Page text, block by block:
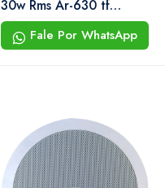
30w Rms Ar-630 tf
Hayonik
Fale Por WhatsApp